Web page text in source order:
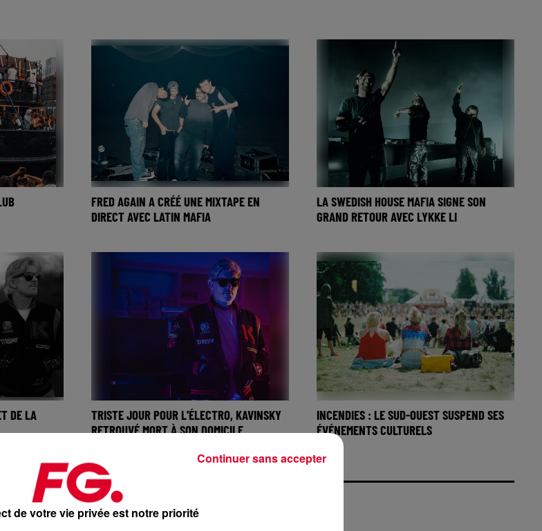
FRED AGAIN A CRÉÉ UNE MIXTAPE EN
DIRECT AVEC LATIN MAFIA
LA SWEDISH HOUSE MAFIA SIGNE SON
GRAND RETOUR AVEC LYKKE LI
DE LA
TRISTE JOUR POUR L'ÉLECTRO, KAVINSKY
RETROUVÉ MORT À SON DOMICILE
INCENDIES : LE SUD-OUEST SUSPEND SES
ÉVÉNEMENTS CULTURELS
de votre vie privée est notre priorité
Continuer sans accepter